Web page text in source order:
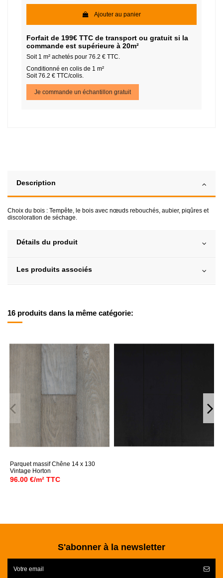
Ajouter au panier
Forfait de 199€ TTC de transport ou gratuit si la
commande est supérieure à 20m²
Soit 1 m² achetés pour 76.2 € TTC.
Conditionné en colis de 1 m²
Soit 76.2 € TTC/colis.
Je commande un échantillon gratuit
Description
Choix du bois : Tempête, le bois avec nœuds rebouchés, aubier, piqûres et
discoloration de séchage.
Détails du produit
Les produits associés
16 produits dans la même catégorie:
Parquet massif Chêne 14 x 130
Vintage Horton
96.00 €/m² TTC
S'abonner à la newsletter